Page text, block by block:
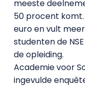
meeste
50 procent
euro en vult
studenten de
de opleiding.
Academie voor
ingevulde